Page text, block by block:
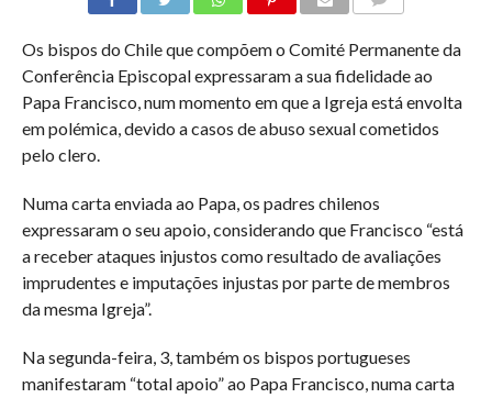
Os bispos do Chile que compõem o Comité Permanente da
Conferência Episcopal expressaram a sua fidelidade ao
Papa Francisco, num momento em que a Igreja está envolta
em polémica, devido a casos de abuso sexual cometidos
pelo clero.
Numa carta enviada ao Papa, os padres chilenos
expressaram o seu apoio, considerando que Francisco “está
a receber ataques injustos como resultado de avaliações
imprudentes e imputações injustas por parte de membros
da mesma Igreja”.
Na segunda-feira, 3, também os bispos portugueses
manifestaram “total apoio” ao Papa Francisco, numa carta